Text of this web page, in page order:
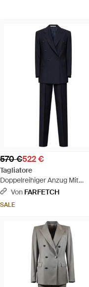
570 €522 €
Tagliatore
Doppelreihiger Anzug Mit
Nadelstreifen - Blau
Von FARFETCH
SALE